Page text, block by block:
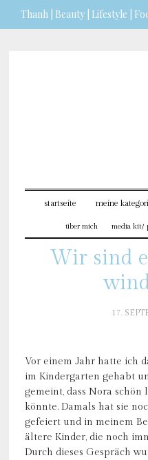
Thanh | Beauty | Lifestyle |
startseite meine
über mich media kit/
Wir sind
17.
Vor einem Jahr hatte ich
im Kindergarten gehabt
gemeint, dass Nora
könnte. Damals hat sie
gefeiert und in meinem
ältere Kinder, die noch
Durch dieses Gespräch